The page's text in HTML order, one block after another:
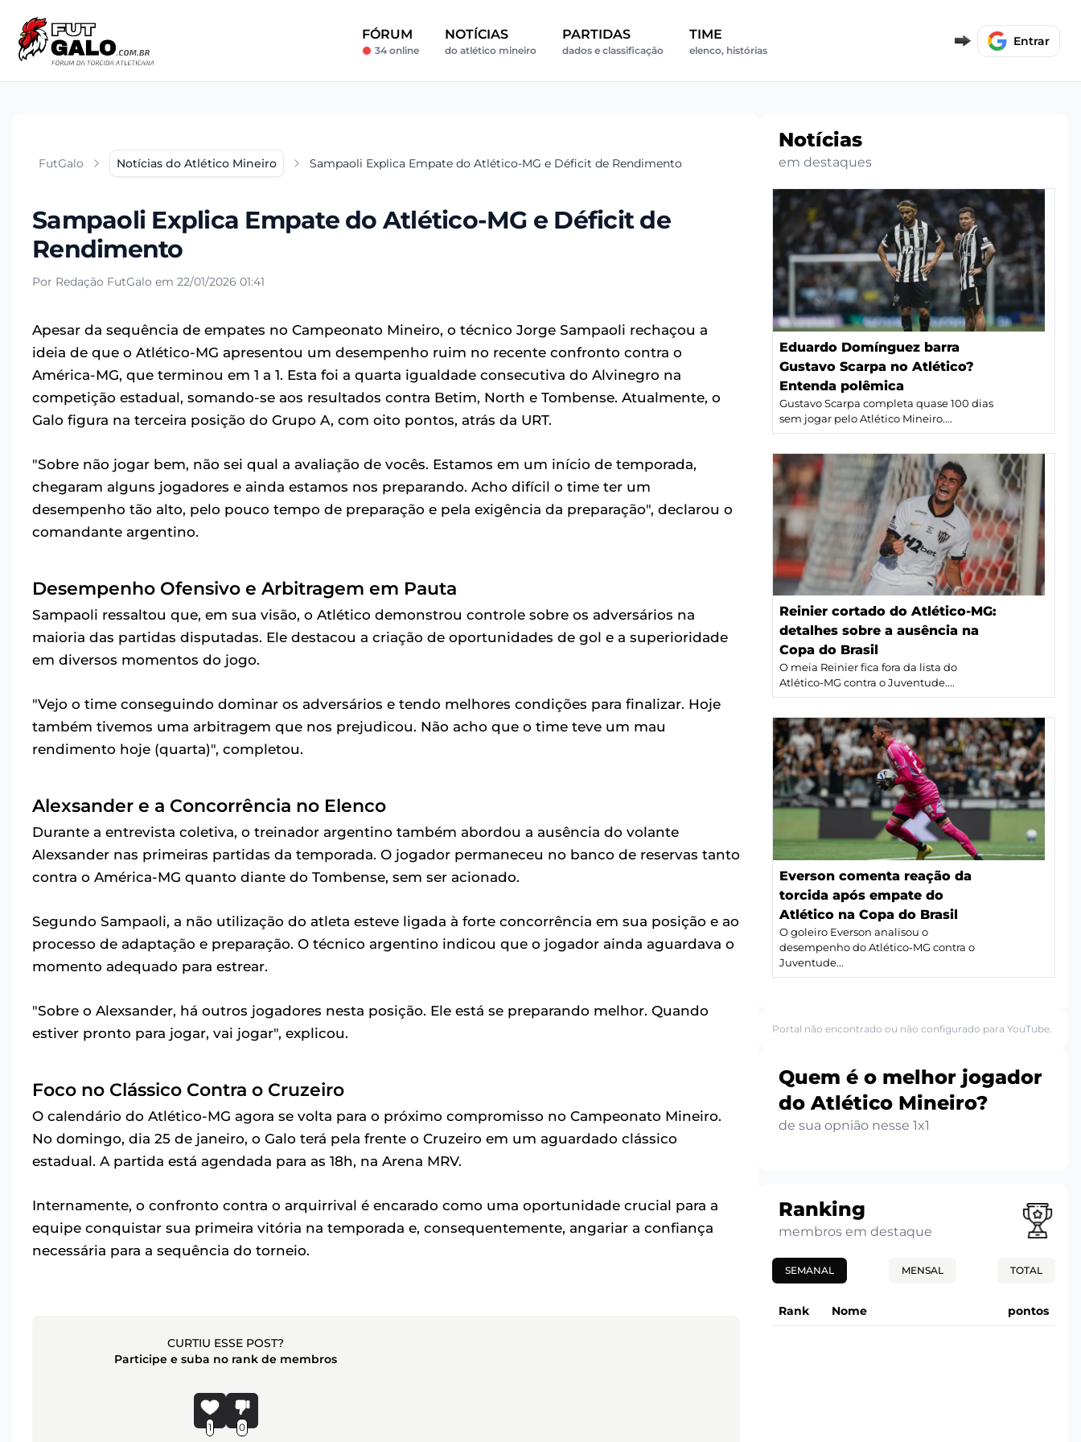
FÓRUM
34 online
NOTÍCIAS
do atlético mineiro
PARTIDAS
dados e classificação
TIME
elenco, histórias
Entrar
FutGalo Notícias do Atlético Mineiro Sampaoli Explica Empate do Atlético-MG e Déficit de Rendimento
Sampaoli Explica Empate do Atlético-MG e Déficit de
Rendimento
Por Redação FutGalo em 22/01/2026 01:41
Apesar da sequência de empates no Campeonato Mineiro, o técnico Jorge Sampaoli rechaçou a
ideia de que o Atlético-MG apresentou um desempenho ruim no recente confronto contra o
América-MG, que terminou em 1 a 1. Esta foi a quarta igualdade consecutiva do Alvinegro na
competição estadual, somando-se aos resultados contra Betim, North e Tombense. Atualmente, o
Galo figura na terceira posição do Grupo A, com oito pontos, atrás da URT.
"Sobre não jogar bem, não sei qual a avaliação de vocês. Estamos em um início de temporada,
chegaram alguns jogadores e ainda estamos nos preparando. Acho difícil o time ter um
desempenho tão alto, pelo pouco tempo de preparação e pela exigência da preparação", declarou o
comandante argentino.
Desempenho Ofensivo e Arbitragem em Pauta
Sampaoli ressaltou que, em sua visão, o Atlético demonstrou controle sobre os adversários na
maioria das partidas disputadas. Ele destacou a criação de oportunidades de gol e a superioridade
em diversos momentos do jogo.
"Vejo o time conseguindo dominar os adversários e tendo melhores condições para finalizar. Hoje
também tivemos uma arbitragem que nos prejudicou. Não acho que o time teve um mau
rendimento hoje (quarta)", completou.
Alexsander e a Concorrência no Elenco
Durante a entrevista coletiva, o treinador argentino também abordou a ausência do volante
Alexsander nas primeiras partidas da temporada. O jogador permaneceu no banco de reservas tanto
contra o América-MG quanto diante do Tombense, sem ser acionado.
Segundo Sampaoli, a não utilização do atleta esteve ligada à forte concorrência em sua posição e ao
processo de adaptação e preparação. O técnico argentino indicou que o jogador ainda aguardava o
momento adequado para estrear.
"Sobre o Alexsander, há outros jogadores nesta posição. Ele está se preparando melhor. Quando
estiver pronto para jogar, vai jogar", explicou.
Foco no Clássico Contra o Cruzeiro
O calendário do Atlético-MG agora se volta para o próximo compromisso no Campeonato Mineiro.
No domingo, dia 25 de janeiro, o Galo terá pela frente o Cruzeiro em um aguardado clássico
estadual. A partida está agendada para as 18h, na Arena MRV.
Internamente, o confronto contra o arquirrival é encarado como uma oportunidade crucial para a
equipe conquistar sua primeira vitória na temporada e, consequentemente, angariar a confiança
necessária para a sequência do torneio.
CURTIU ESSE POST?
Participe e suba no rank de membros
1 0
Notícias
em destaques
Eduardo Domínguez barra
Gustavo Scarpa no Atlético?
Entenda polêmica
Gustavo Scarpa completa quase 100 dias
sem jogar pelo Atlético Mineiro....
Reinier cortado do Atlético-MG:
detalhes sobre a ausência na
Copa do Brasil
O meia Reinier fica fora da lista do
Atlético-MG contra o Juventude....
Everson comenta reação da
torcida após empate do
Atlético na Copa do Brasil
O goleiro Everson analisou o
desempenho do Atlético-MG contra o
Juventude...
Portal não encontrado ou não configurado para YouTube.
Quem é o melhor jogador
do Atlético Mineiro?
de sua opnião nesse 1x1
Ranking
membros em destaque
SEMANAL MENSAL TOTAL
Rank Nome pontos